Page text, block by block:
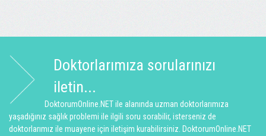
Doktorlarımıza sorularınızı
iletin...
DoktorumOnline.NET ile alanında uzman doktorlarımıza
yaşadığınız sağlık problemi ile ilgili soru sorabilir, isterseniz de
doktorlarımız ile muayene için iletişim kurabilirsiniz. DoktorumOnline.NET